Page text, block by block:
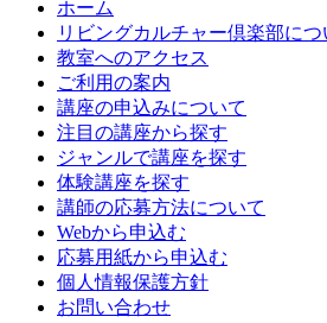
ホーム
リビングカルチャー倶楽部につ
教室へのアクセス
ご利用の案内
講座の申込みについて
注目の講座から探す
ジャンルで講座を探す
体験講座を探す
講師の応募方法について
Webから申込む
応募用紙から申込む
個人情報保護方針
お問い合わせ